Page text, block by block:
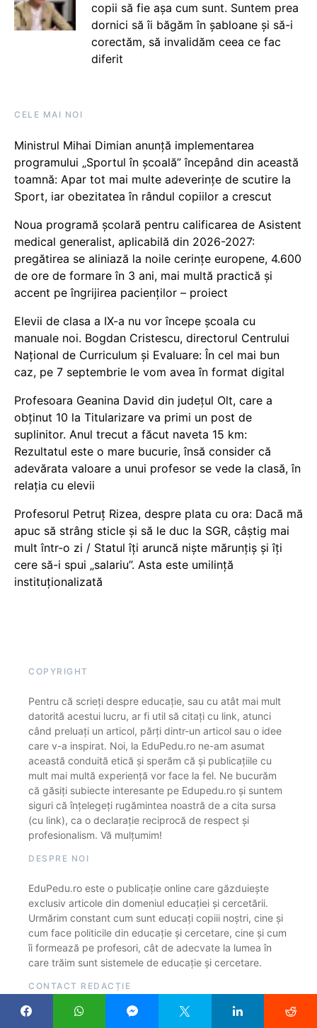
copii să fie așa cum sunt. Suntem prea
dornici să îi băgăm în șabloane și să-i
corectăm, să invalidăm ceea ce fac
diferit
CELE MAI NOI
Ministrul Mihai Dimian anunță implementarea
programului „Sportul în școală” începând din această
toamnă: Apar tot mai multe adeverințe de scutire la
Sport, iar obezitatea în rândul copiilor a crescut
Noua programă școlară pentru calificarea de Asistent
medical generalist, aplicabilă din 2026-2027:
pregătirea se aliniază la noile cerințe europene, 4.600
de ore de formare în 3 ani, mai multă practică și
accent pe îngrijirea pacienților – proiect
Elevii de clasa a IX-a nu vor începe școala cu
manuale noi. Bogdan Cristescu, directorul Centrului
Național de Curriculum și Evaluare: În cel mai bun
caz, pe 7 septembrie le vom avea în format digital
Profesoara Geanina David din județul Olt, care a
obținut 10 la Titularizare va primi un post de
suplinitor. Anul trecut a făcut naveta 15 km:
Rezultatul este o mare bucurie, însă consider că
adevărata valoare a unui profesor se vede la clasă, în
relația cu elevii
Profesorul Petruț Rizea, despre plata cu ora: Dacă mă
apuc să strâng sticle și să le duc la SGR, câștig mai
mult într-o zi / Statul îți aruncă niște mărunțiș și îți
cere să-i spui „salariu”. Asta este umilință
instituționalizată
COPYRIGHT
Pentru că scrieți despre educație, sau cu atât mai mult
datorită acestui lucru, ar fi util să citați cu link, atunci
când preluați un articol, părți dintr-un articol sau o idee
care v-a inspirat. Noi, la EduPedu.ro ne-am asumat
această conduită etică și sperăm că și publicațiile cu
mult mai multă experiență vor face la fel. Ne bucurăm
că găsiți subiecte interesante pe Edupedu.ro și suntem
siguri că înțelegeți rugămintea noastră de a cita sursa
(cu link), ca o declarație reciprocă de respect și
profesionalism. Vă mulțumim!
DESPRE NOI
EduPedu.ro este o publicație online care găzduiește
exclusiv articole din domeniul educației și cercetării.
Urmărim constant cum sunt educați copiii noștri, cine și
cum face politicile din educație și cercetare, cine și cum
îi formează pe profesori, cât de adecvate la lumea în
care trăim sunt sistemele de educație și cercetare.
CONTACT REDACȚIE
Adrese e-mail